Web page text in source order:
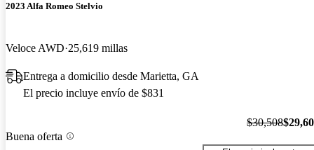
2023 Alfa Romeo Stelvio
Veloce AWD 25,619 millas
Entrega a domicilio desde Marietta, GA
El precio incluye envío de $831
Buena oferta
$30,508